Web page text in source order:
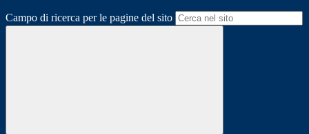
Campo di ricerca per le pagine del sito